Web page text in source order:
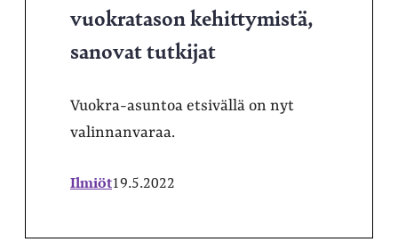
vuokratason kehittymistä,
sanovat tutkijat
Vuokra-asuntoa etsivällä on nyt
valinnanvaraa.
Ilmiöt19.5.2022